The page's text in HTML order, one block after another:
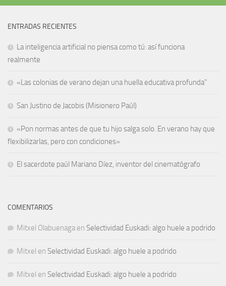
ENTRADAS RECIENTES
La inteligencia artificial no piensa como tú: así funciona
realmente
«Las colonias de verano dejan una huella educativa profunda”
San Justino de Jacobis (Misionero Paúl)
«Pon normas antes de que tu hijo salga solo. En verano hay que
flexibilizarlas, pero con condiciones»
El sacerdote paúl Mariano Díez, inventor del cinematógrafo
COMENTARIOS
Mitxel Olabuenaga en Selectividad Euskadi: algo huele a podrido
Mitxel en Selectividad Euskadi: algo huele a podrido
Mitxel en Selectividad Euskadi: algo huele a podrido